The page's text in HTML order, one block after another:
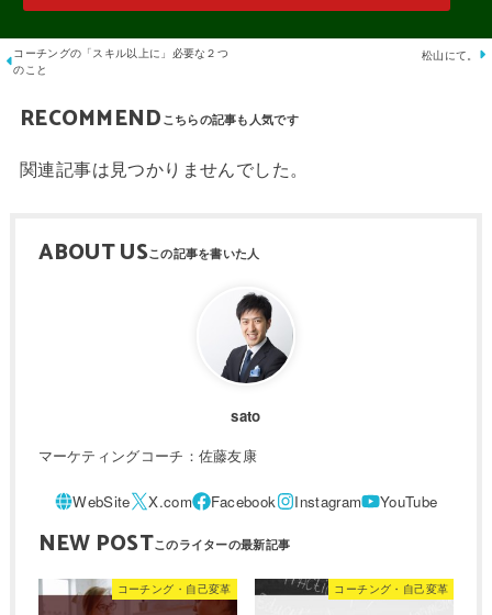
コーチングの「スキル以上に」必要な２つ
のこと
松山にて。
RECOMMEND
関連記事は見つかりませんでした。
ABOUT US
sato
マーケティングコーチ：佐藤友康
NEW POST
コーチング・自己変革 コーチング・自己変革